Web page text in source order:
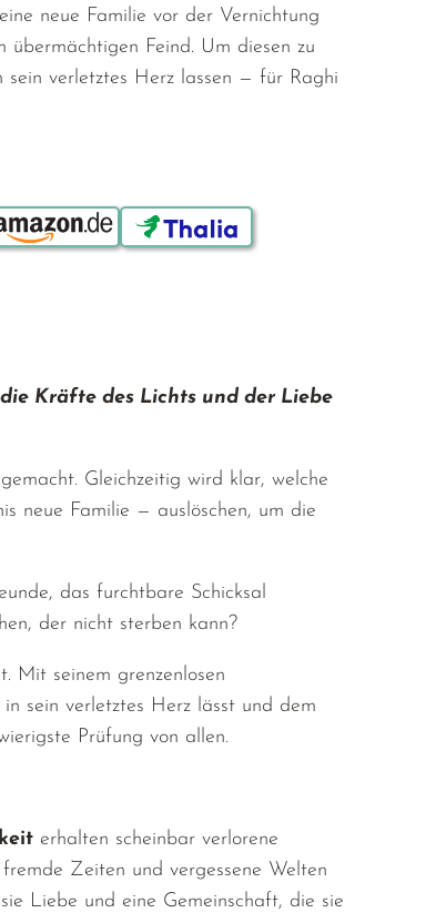
neue Familie vor der Vernichtung
übermächtigen Feind. Um diesen zu
sein verletztes Herz lassen — für Raghi
über:
Kräfte des Lichts und der Liebe
Gleichzeitig wird klar, welche
neue Familie — auslöschen, um die
das furchtbare Schicksal
der nicht sterben kann?
Mit seinem grenzenlosen
sein verletztes Herz lässt und dem
Prüfung von allen.
erhalten scheinbar verlorene
Zeiten und vergessene Welten
Liebe und eine Gemeinschaft, die sie